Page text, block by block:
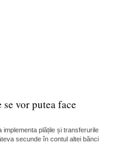
vor putea face
implementa plățile și transferurile
secunde în contul altei bănci